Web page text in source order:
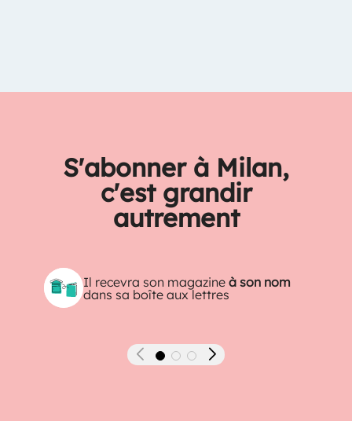
S'abonner à Milan,
c'est grandir
autrement
Il recevra son magazineà son nom
dans sa boîte aux lettres
Précédent Suivant